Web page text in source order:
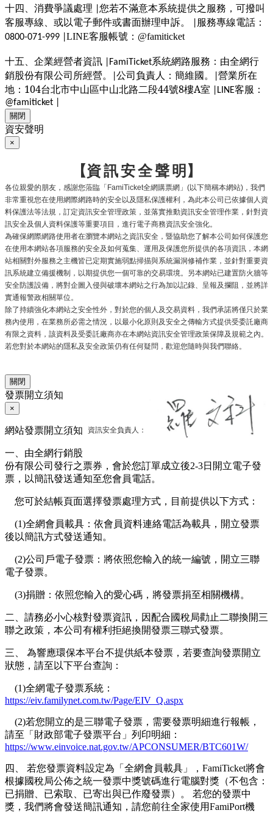
十四、消費爭議處理 您若不滿意本系統提供之服務，可撥叫
客服專線、或以電子郵件或書面辦理申訴。
服務專線電話：
0800-071-999 | LINE客服帳號 ： @famiticket
十五、企業經營者資訊 |FamiTicket系統網路服務：由全網行
銷股份有限公司所經營。
公司負責人：簡維國。
營業所在
地：104台北市中山區中山北路二段44號8樓A室 |LINE客服：
@famiticket |
關閉
資安聲明
×
【資訊安全聲明】
各位親愛的朋友，感謝您蒞臨「FamiTicket全網購票網」 (以下簡稱本網站) ，我們
非常重視您在使用網際網路時的安全以及隱私保護權利，為此本公司已依據個人資
料保護法等法規，訂定資訊安全管理政策，並落實推動資訊安全管理作業，針對資
訊安全及個人資料保護等重要項目，進行電子商務資訊安全強化。
為確保網際網路使用者在瀏覽本網站之資訊安全，暨協助您了解本公司如何保護您
在使用本網站各項服務的安全及如何蒐集、運用及保護您所提供的各項資訊，本網
站相關對外服務之主機皆已定期實施弱點掃描與系統漏洞修補作業，並針對重要資
訊系統建立備援機制，以期提供您一個可靠的交易環境。另本網站已建置防火牆等
安全防護設備，將對企圖入侵與破壞本網站之行為加以記錄、呈報及攔阻，並將詳
實通報警政相關單位。
除了持續強化本網站之安全性外，對於您的個人及交易資料，我們承諾將僅只於業
務內使用，在業務所必需之情況，以最小化原則及安全之傳輸方式提供受委託廠商
有限之資料，該資料及受委託廠商亦在本網站資訊安全管理政策保障及規範之內。
若您對於本網站的隱私及安全政策仍有任何疑問，歡迎您隨時與我們聯絡。
資訊安全負責人：
關閉
發票開立須知
×
網站發票開立須知
一、由全網行銷股
份有限公司發行之票券，會於您訂單成立後2-3日開立電子發
票，以簡訊發送通知至您會員電話。
您可於結帳頁面選擇發票處理方式，目前提供以下方式：
(1)全網會員載具：依會員資料連絡電話為載具，開立發票
後以簡訊方式發送通知。
(2)公司戶電子發票：將依照您輸入的統一編號，開立三聯
電子發票。
(3)捐贈：依照您輸入的愛心碼，將發票捐至相關機構。
二、請務必小心核對發票資訊，因配合國稅局勸止二聯換開三
聯之政策，本公司有權利拒絕換開發票三聯式發票。
三、 為響應環保本平台不提供紙本發票，若要查詢發票開立
狀態，請至以下平台查詢：
(1)全網電子發票系統：
https://eiv.familynet.com.tw/Page/EIV_Q.aspx
(2)若您開立的是三聯電子發票，需要發票明細進行報帳，
請至「財政部電子發票平台」列印明細：
https://www.einvoice.nat.gov.tw/APCONSUMER/BTC601W/
四、 若您發票資料設定為「全網會員載具」，FamiTicket將會
根據國稅局公佈之統一發票中獎號碼進行電腦對獎（不包含：
已捐贈、已索取、已寄出與已作廢發票）。 若您的發票中
獎，我們將會發送簡訊通知，請您前往全家使用FamiPort機